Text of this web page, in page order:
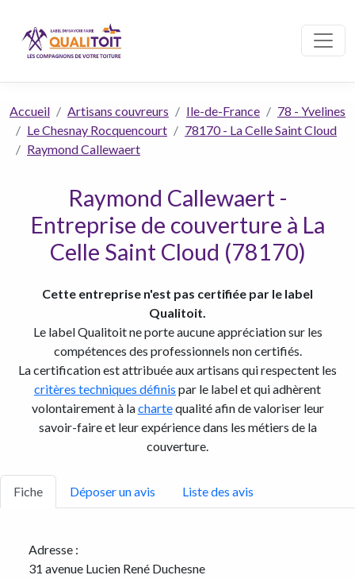
Accueil Artisans couvreurs Ile-de-France
78 - Yvelines
Le Chesnay Rocquencourt
78170 - La Celle Saint Cloud
Raymond Callewaert
Raymond Callewaert -
Entreprise de couverture à La
Celle Saint Cloud (78170)
Cette entreprise n'est pas certifiée par le label
Qualitoit.
Le label Qualitoit ne porte aucune appréciation sur les
compétences des professionnels non certifiés.
La certification est attribuée aux artisans qui respectent les
critères techniques définis par le label et qui adhèrent
volontairement à lachartequalité afin de valoriser leur
savoir-faire et leur expérience dans les métiers de la
couverture.
Fiche Déposer un avis Liste des avis
Adresse :
31 avenue Lucien René Duchesne